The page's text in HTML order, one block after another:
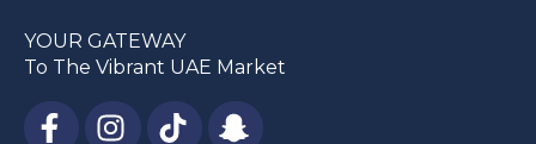
YOUR GATEWAY
To The Vibrant UAE Market